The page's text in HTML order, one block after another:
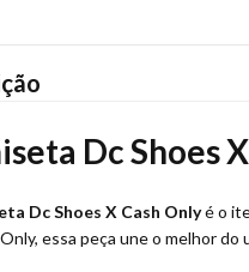
Dc Shoes
Dc Shoes X Cash Onlyé o
essa peça une o melhor